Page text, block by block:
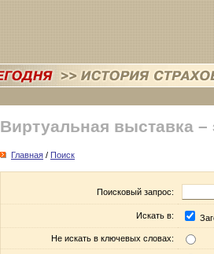
Виртуальная выставка –
Главная / Поиск
Поисковый запрос:
Искать в:
Не искать в ключевых словах: